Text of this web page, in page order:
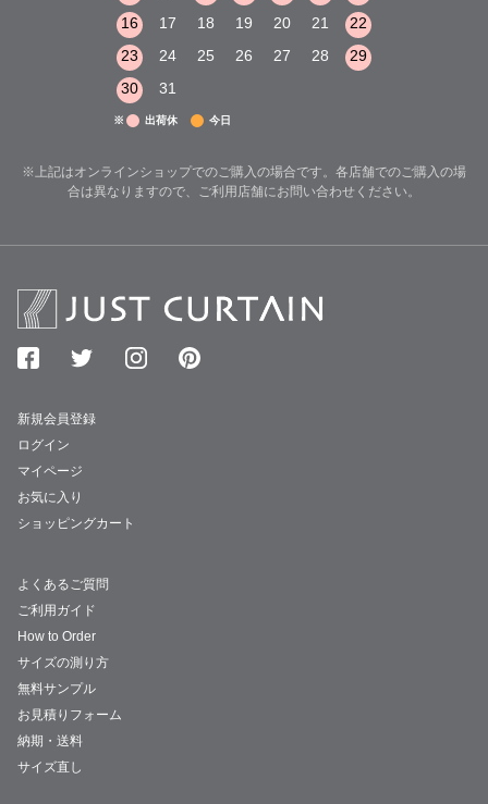
16
17 18 19 20 21
22
23
24 25 26 27 28
29
30
31
※ 出荷休 今日
※上記はオンラインショップでのご購入の場合です。各店舗でのご購入の場
合は異なりますので、ご利用店舗にお問い合わせください。
新規会員登録
ログイン
マイページ
お気に入り
ショッピングカート
よくあるご質問
ご利用ガイド
How to Order
サイズの測り方
無料サンプル
お見積りフォーム
納期・送料
サイズ直し